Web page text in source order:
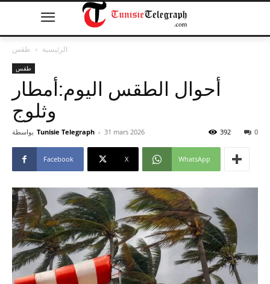
الرئيسية طقس
طقس
أحوال الطقس اليوم:أمطار
وثلوج
بواسطة Tunisie Telegraph - 31 mars 2026 0
392
Facebook X WhatsApp